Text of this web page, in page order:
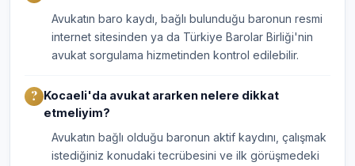
Avukatın baro kaydı, bağlı bulunduğu baronun resmi
internet sitesinden ya da Türkiye Barolar Birliği'nin
avukat sorgulama hizmetinden kontrol edilebilir.
Kocaeli'da avukat ararken nelere dikkat
etmeliyim?
Avukatın bağlı olduğu baronun aktif kaydını, çalışmak
istediğiniz konudaki tecrübesini ve ilk görüşmedeki